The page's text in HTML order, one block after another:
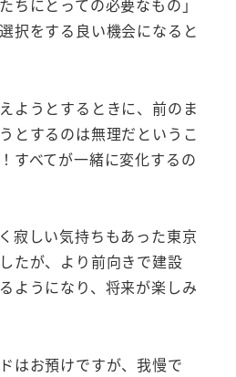
ちにとっての必要なもの」
択をする良い機会になると
ようとするときに、前のま
とするのは無理だというこ
すべてが一緒に変化するの
寂しい気持ちもあった東京
たが、より前向きで建設
ようになり、将来が楽しみ
はお預けですが、我慢で